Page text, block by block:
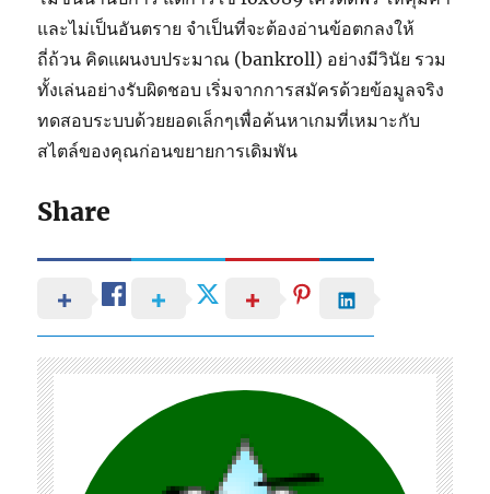
และไม่เป็นอันตราย จำเป็นที่จะต้องอ่านข้อตกลงให้
ถี่ถ้วน คิดแผนงบประมาณ (bankroll) อย่างมีวินัย รวม
ทั้งเล่นอย่างรับผิดชอบ เริ่มจากการสมัครด้วยข้อมูลจริง
ทดสอบระบบด้วยยอดเล็กๆเพื่อค้นหาเกมที่เหมาะกับ
สไตล์ของคุณก่อนขยายการเดิมพัน
Share